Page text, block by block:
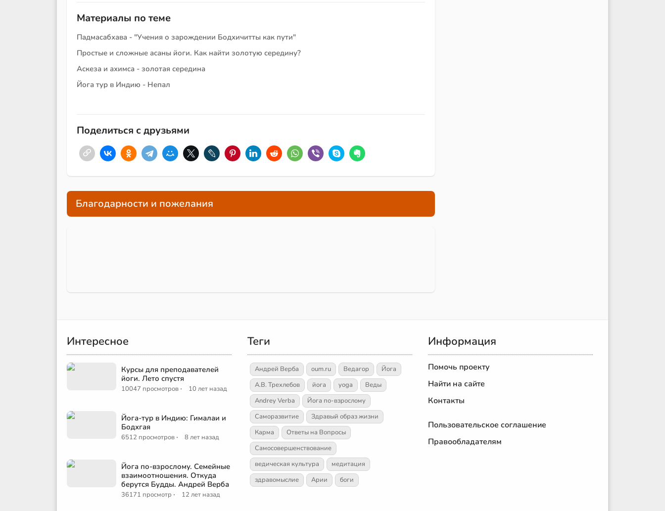
Материалы по теме
Падмасабхава - "Учения о зарождении Бодхичитты как пути"
Простые и сложные асаны йоги. Как найти золотую середину?
Аскеза и ахимса - золотая середина
Йога тур в Индию - Непал
Поделиться с друзьями
Благодарности и пожелания
Интересное
Курсы для преподавателей
йоги. Лето спустя
10047 просмотров · 10 лет назад
Йога-тур в Индию: Гималаи и
Бодхгая
6512 просмотров · 8 лет назад
Йога по-взрослому. Семейные
взаимоотношения. Откуда
берутся Будды. Андрей Верба
36171 просмотр · 12 лет назад
Теги
Андрей Верба oum.ru Ведагор
Йога
А.В. Трехлебов
йога yoga
Веды
Andrey Verba
Йога по-взрослому
Саморазвитие
Здравый образ жизни
Карма
Ответы на Вопросы
Самосовершенствование
ведическая культура
медитация
здравомыслие
Арии боги
Информация
Помочь проекту
Найти на сайте
Контакты
Пользовательское соглашение
Правообладателям